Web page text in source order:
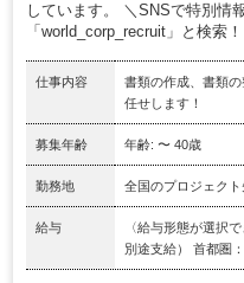
しています。 ＼SNSで特別情
「world_corp_recruit」と検索
仕事内容
書類の作成、書類
任せします！
募集年齢 年齢: 〜 40歳
勤務地 全国のプロジェクト
給与
〈給与形態が選択
別途支給） 首都圏